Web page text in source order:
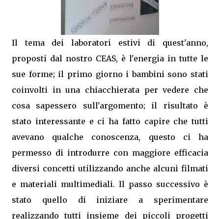
Il tema dei laboratori estivi di quest'anno,
proposti dal nostro CEAS, è l'energia in tutte le
sue forme; il primo giorno i bambini sono stati
coinvolti in una chiacchierata per vedere che
cosa sapessero sull'argomento; il risultato è
stato interessante e ci ha fatto capire che tutti
avevano qualche conoscenza, questo ci ha
permesso di introdurre con maggiore efficacia
diversi concetti utilizzando anche alcuni filmati
e materiali multimediali. Il passo successivo è
stato quello di iniziare a sperimentare
realizzando tutti insieme dei piccoli progetti